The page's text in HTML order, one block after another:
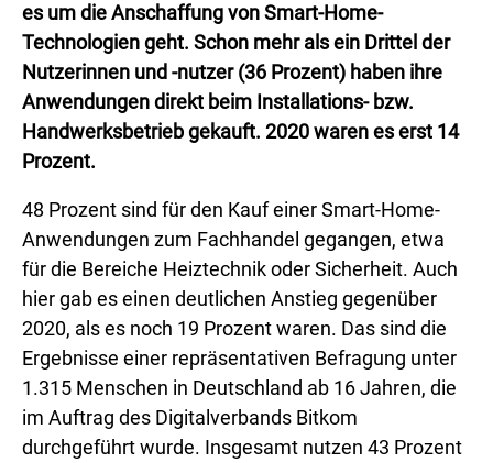
es um die Anschaffung von Smart-Home-
Technologien geht. Schon mehr als ein Drittel der
Nutzerinnen und -nutzer (36 Prozent) haben ihre
Anwendungen direkt beim Installations- bzw.
Handwerksbetrieb gekauft. 2020 waren es erst 14
Prozent.
48 Prozent sind für den Kauf einer Smart-Home-
Anwendungen zum Fachhandel gegangen, etwa
für die Bereiche Heiztechnik oder Sicherheit. Auch
hier gab es einen deutlichen Anstieg gegenüber
2020, als es noch 19 Prozent waren. Das sind die
Ergebnisse einer repräsentativen Befragung unter
1.315 Menschen in Deutschland ab 16 Jahren, die
im Auftrag des Digitalverbands Bitkom
durchgeführt wurde. Insgesamt nutzen 43 Prozent